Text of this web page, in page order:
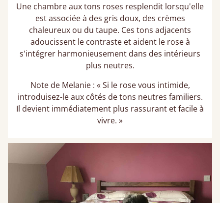
Une chambre aux tons roses resplendit lorsqu'elle
est associée à des gris doux, des crèmes
chaleureux ou du taupe. Ces tons adjacents
adoucissent le contraste et aident le rose à
s'intégrer harmonieusement dans des intérieurs
plus neutres.
Note de Melanie : « Si le rose vous intimide,
introduisez-le aux côtés de tons neutres familiers.
Il devient immédiatement plus rassurant et facile à
vivre. »